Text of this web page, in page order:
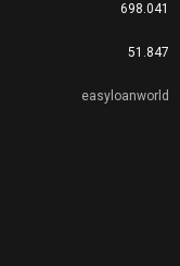
698.041
51.847
easyloanworld